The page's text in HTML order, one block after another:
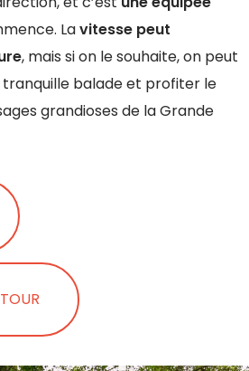
Lavitesse peut
, mais si on le souhaite, on peut
balade et profiter le
grandioses de la Grande